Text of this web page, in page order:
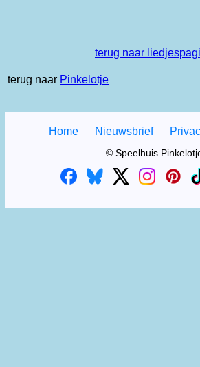
terug naar
terug naar Pinkelotje
Home Nieuwsbrief
© Speelhuis